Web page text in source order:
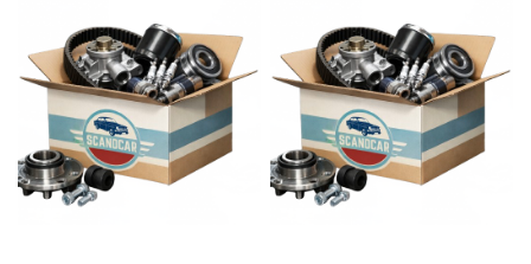
LIST
LIST